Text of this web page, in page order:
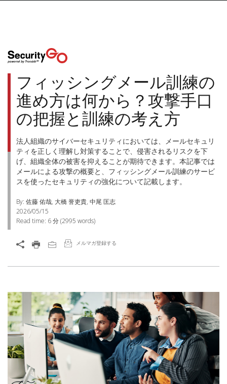
フィッシングメール訓練の
進め方は何から？攻撃手口
の把握と訓練の考え方
法人組織のサイバーセキュリティにおいては、メールセキュリ
ティを正しく理解し対策することで、侵害されるリスクを下
げ、組織全体の被害を抑えることが期待できます。本記事では
メールによる攻撃の概要と、フィッシングメール訓練のサービ
スを使ったセキュリティの強化について記載します。
By: 佐藤 佑哉, 大橋 誉吏貴, 中尾 匡志
2026/05/15
Read time: 6 分(2995 words)
メルマガ登録する